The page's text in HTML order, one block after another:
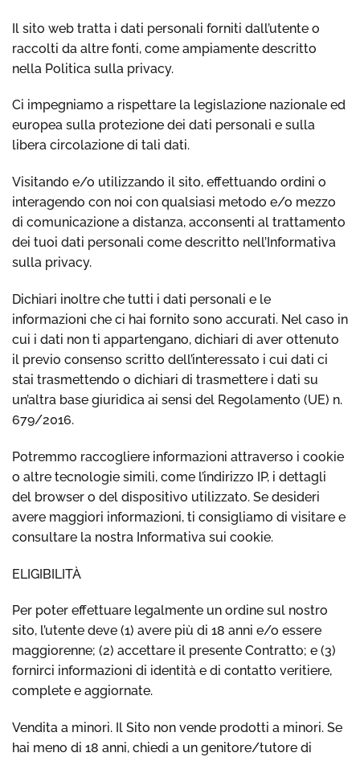
Il sito web tratta i dati personali forniti dall’utente o
raccolti da altre fonti, come ampiamente descritto
nella Politica sulla privacy.
Ci impegniamo a rispettare la legislazione nazionale ed
europea sulla protezione dei dati personali e sulla
libera circolazione di tali dati.
Visitando e/o utilizzando il sito, effettuando ordini o
interagendo con noi con qualsiasi metodo e/o mezzo
di comunicazione a distanza, acconsenti al trattamento
dei tuoi dati personali come descritto nell’Informativa
sulla privacy.
Dichiari inoltre che tutti i dati personali e le
informazioni che ci hai fornito sono accurati. Nel caso in
cui i dati non ti appartengano, dichiari di aver ottenuto
il previo consenso scritto dell’interessato i cui dati ci
stai trasmettendo o dichiari di trasmettere i dati su
un’altra base giuridica ai sensi del Regolamento (UE) n.
679/2016.
Potremmo raccogliere informazioni attraverso i cookie
o altre tecnologie simili, come l’indirizzo IP, i dettagli
del browser o del dispositivo utilizzato. Se desideri
avere maggiori informazioni, ti consigliamo di visitare e
consultare la nostra Informativa sui cookie.
ELIGIBILITÀ
Per poter effettuare legalmente un ordine sul nostro
sito, l’utente deve (1) avere più di 18 anni e/o essere
maggiorenne; (2) accettare il presente Contratto; e (3)
fornirci informazioni di identità e di contatto veritiere,
complete e aggiornate.
Vendita a minori. Il Sito non vende prodotti a minori. Se
hai meno di 18 anni, chiedi a un genitore/tutore di